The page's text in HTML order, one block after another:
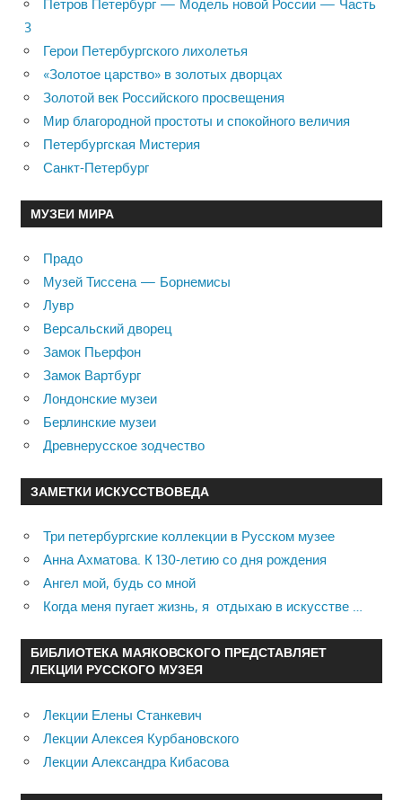
Петров Петербург — Модель новой России — Часть
3
Герои Петербургского лихолетья
«Золотое царство» в золотых дворцах
Золотой век Российского просвещения
Мир благородной простоты и спокойного величия
Петербургская Мистерия
Санкт-Петербург
МУЗЕИ МИРА
Прадо
Музей Тиссена — Борнемисы
Лувр
Версальский дворец
Замок Пьерфон
Замок Вартбург
Лондонские музеи
Берлинские музеи
Древнерусское зодчество
ЗАМЕТКИ ИСКУССТВОВЕДА
Три петербургские коллекции в Русском музее
Анна Ахматова. К 130-летию со дня рождения
Ангел мой, будь со мной
Когда меня пугает жизнь, я отдыхаю в искусстве …
БИБЛИОТЕКА МАЯКОВСКОГО ПРЕДСТАВЛЯЕТ
ЛЕКЦИИ РУССКОГО МУЗЕЯ
Лекции Елены Станкевич
Лекции Алексея Курбановского
Лекции Александра Кибасова